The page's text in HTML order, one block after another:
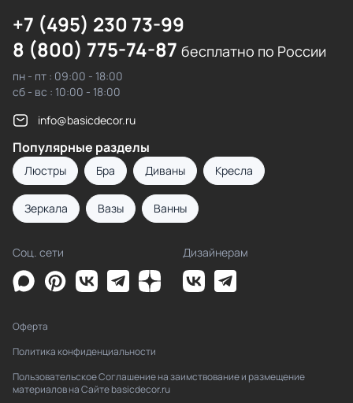
+7 (495) 230 73-99
8 (800) 775-74-87 бесплатно по России
пн - пт : 09:00 - 18:00
сб - вс : 10:00 - 18:00
info@basicdecor.ru
Популярные разделы
Люстры Бра Диваны Кресла
Зеркала Вазы Ванны
Соц. сети Дизайнерам
Оферта
Политика конфиденциальности
Пользовательское Соглашение на заимствование и размещение
материалов на Сайте basicdecor.ru